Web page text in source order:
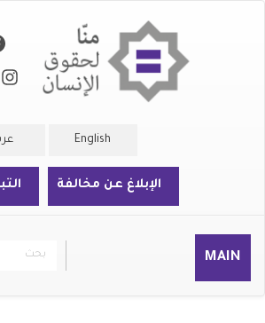
English
الإبلاغ عن مخالفة
MAIN